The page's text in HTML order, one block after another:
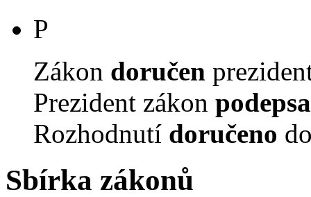
P
Zákon doručen
Prezident zákon
Rozhodnutí doručeno
Sbírka zákonů